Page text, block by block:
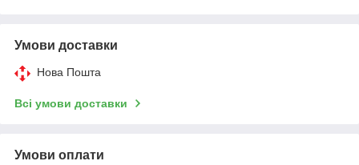
Умови доставки
Нова Пошта
Всі умови доставки
Умови оплати